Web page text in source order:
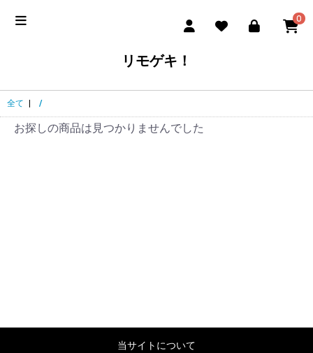
0
リモゲキ！
全て /
お探しの商品は見つかりませんでした
当サイトについて